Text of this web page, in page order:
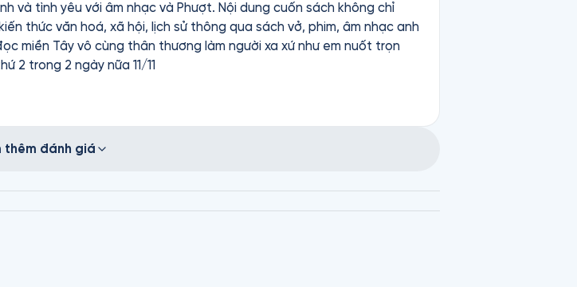
nhạc và Phượt. Nội dung cuốn sách không chỉ
thức văn hoá, xã hội, lịch sử thông qua sách vở, phim, âm nhạc anh
miền Tây vô cùng thân thương làm người xa xứ như em nuốt trọn
đi thứ 2 trong 2 ngày nữa 11/11
thêm đánh giá